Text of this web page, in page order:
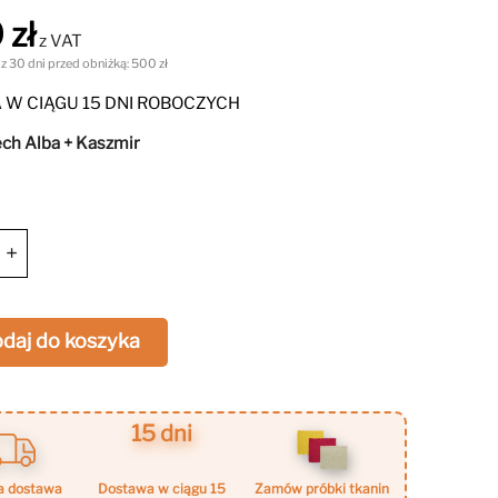
w salonie, sypialni, biurze lub pokoju
z VAT
30 dni przed obniżką: 500 zł
CIĄGU 15 DNI ROBOCZYCH
Alba + Kaszmir
+
do koszyka
dostawa
15 dni
dostawa w ciągu 15
zamów próbki tkanin